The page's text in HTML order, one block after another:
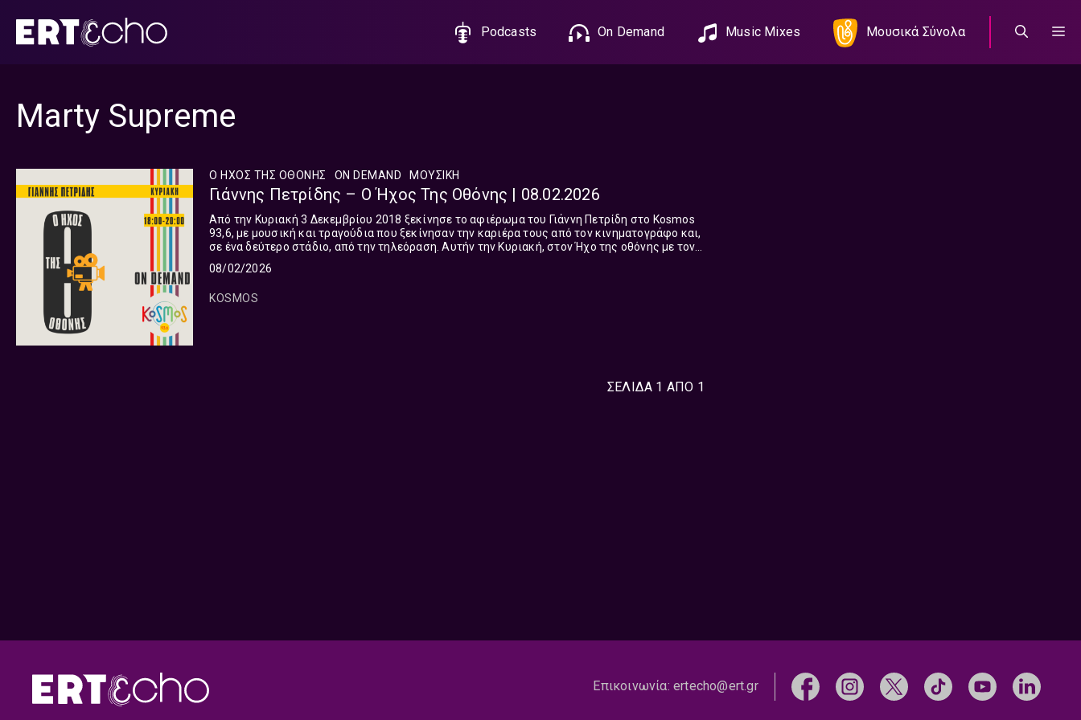
περιεχόμενο
Podcasts On Demand Music Mixes Μουσικά Σύνολα
Marty Supreme
Ο ΗΧΟΣ ΤΗΣ ΟΘΟΝΗΣ ON DEMAND ΜΟΥΣΙΚΗ
Γιάννης Πετρίδης – Ο Ήχος Της Οθόνης | 08.02.2026
Από την Κυριακή 3 Δεκεμβρίου 2018 ξεκίνησε το αφιέρωμα του Γιάννη Πετρίδη στο Kosmos
93,6, με μουσική και τραγούδια που ξεκίνησαν την καριέρα τους από τον κινηματογράφο και,
σε ένα δεύτερο στάδιο, από την τηλεόραση. Αυτήν την Κυριακή, στον Ήχο της οθόνης με τον
“Song Sung Blue” μέχρι το “Once Upon a Time in Hollywood”, με στάσεις σε εμβληματικές
19:00 ο Γιάννης Πετρίδης παρουσιάζει μία σειρά αφιερωματικών εκπομπών για το Kosmos,
08/02/2026
KOSMOS
ΣΕΛΙΔΑ 1 ΑΠΟ 1
Επικοινωνία:ertecho@ert.gr